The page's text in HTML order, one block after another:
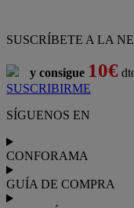
SUSCRÍBETE A LA
y consigue 10€
SUSCRIBIRME
SÍGUENOS EN
CONFORAMA
GUÍA DE COMPRA